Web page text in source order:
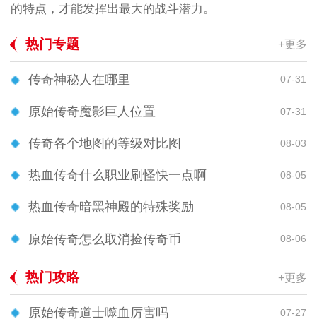
的特点，才能发挥出最大的战斗潜力。
热门专题 +更多
传奇神秘人在哪里 07-31
原始传奇魔影巨人位置 07-31
传奇各个地图的等级对比图 08-03
热血传奇什么职业刷怪快一点啊 08-05
热血传奇暗黑神殿的特殊奖励 08-05
原始传奇怎么取消捡传奇币 08-06
热门攻略 +更多
原始传奇道士噬血厉害吗 07-27